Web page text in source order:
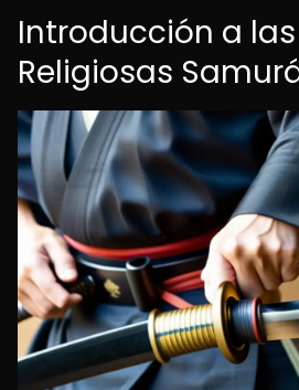
Introducción a
Religiosas